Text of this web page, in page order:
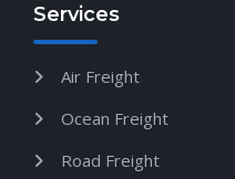
Services
Air Freight
Ocean Freight
Road Freight